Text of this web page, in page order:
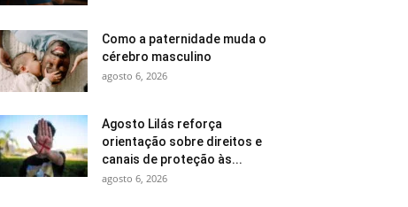
Como a paternidade muda o
cérebro masculino
agosto 6, 2026
Agosto Lilás reforça
orientação sobre direitos e
canais de proteção às...
agosto 6, 2026